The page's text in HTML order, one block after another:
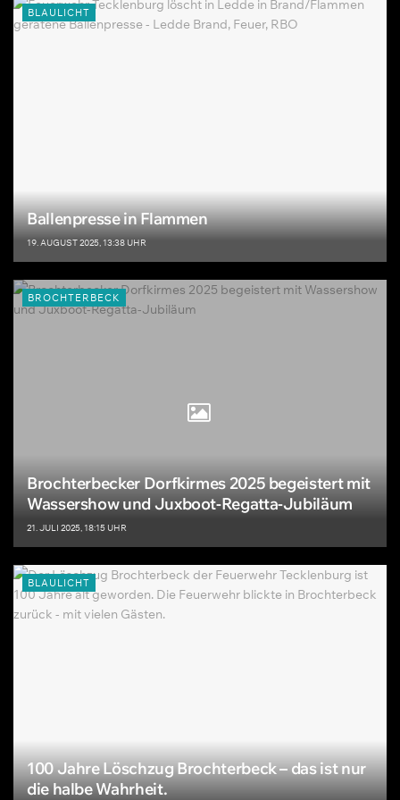
BLAULICHT
Ballenpresse in Flammen
19. AUGUST 2025, 13:38 UHR
BROCHTERBECK
Brochterbecker Dorfkirmes 2025 begeistert mit
Wassershow und Juxboot-Regatta-Jubiläum
21. JULI 2025, 18:15 UHR
BLAULICHT
100 Jahre Löschzug Brochterbeck – das ist nur
die halbe Wahrheit.